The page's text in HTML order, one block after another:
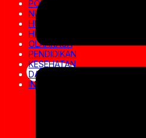
POLITIK
NUSANTARA
HUKRIM
HIBURAN
OLAHRAGA
PENDIDIKAN
KESEHATAN
DAERAH
INVESTIGASI